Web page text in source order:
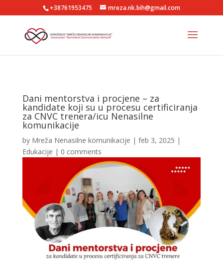
+38761953475 mreza.nk.bih@gmail.com
Dani mentorstva i procjene – za
kandidate koji su u procesu certificiranja
za CNVC trenera/icu Nenasilne
komunikacije
by Mreža Nenasilne komunikacije | feb 3, 2025 |
Edukacije | 0 comments